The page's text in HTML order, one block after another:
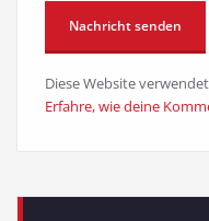
Diese Website
Erfahre, wie deine